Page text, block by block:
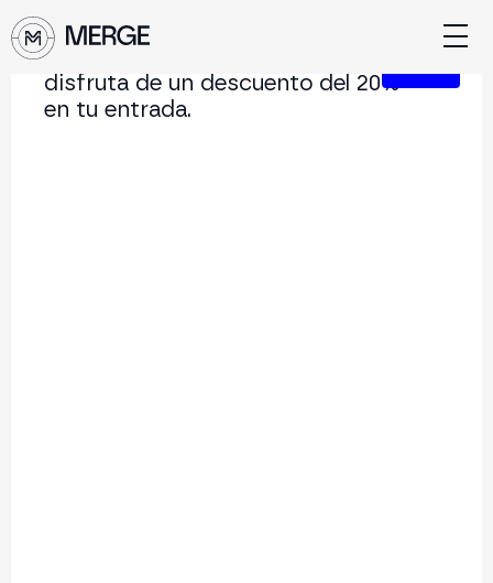
Únete a nuestra Newsletter y
disfruta de un descuento del 20%
en tu entrada.